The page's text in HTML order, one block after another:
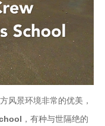
风景环境非常的优美，
，有种与世隔绝的